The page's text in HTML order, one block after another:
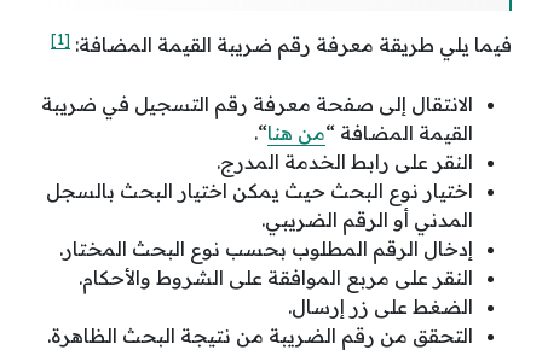
فيما يلي طريقة معرفة رقم ضريبة القيمة المضافة: [1]
الانتقال إلى صفحة معرفة رقم التسجيل في ضريبة
القيمة المضافة “من هنا“.
النقر على رابط الخدمة المدرج.
اختيار نوع البحث حيث يمكن اختيار البحث بالسجل
المدني أو الرقم الضريبي.
إدخال الرقم المطلوب بحسب نوع البحث المختار.
النقر على مربع الموافقة على الشروط والأحكام.
الضغط على زر إرسال.
التحقق من رقم الضريبة من نتيجة البحث الظاهرة.